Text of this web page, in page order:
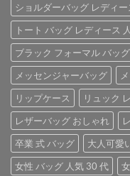
ショルダーバッグ レディ
トート バッグ レディース
ブラック フォーマル バッグ
メッセンジャーバッグ
リップケース
リュック
レザーバッグ おしゃれ
卒業 式 バッグ
大人可愛
女性 バッグ 人気 30 代